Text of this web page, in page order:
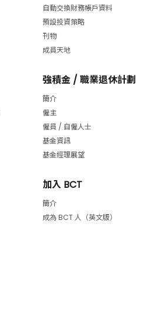
自動交換財務帳戶資料
預設投資策略
刊物
成員天地
強積金 / 職業退休計劃
簡介
僱主
僱員 / 自僱人士
基金資訊
基金經理展望
加入 BCT
簡介
成為 BCT 人（英文版）